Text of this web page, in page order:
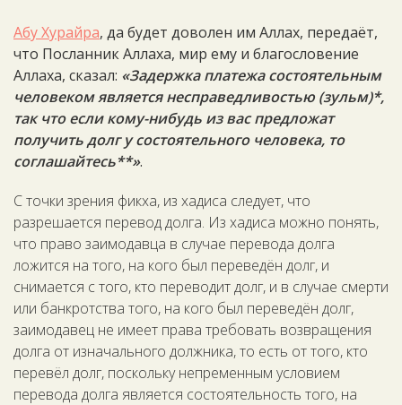
Абу Хурайра, да будет доволен им Аллах, передаёт,
что Посланник Аллаха, мир ему и благословение
Аллаха, сказал: «Задержка платежа состоятельным
человеком является несправедливостью (зульм)*,
так что если кому-нибудь из вас предложат
получить долг у состоятельного человека, то
соглашайтесь**».
С точки зрения фикха, из хадиса следует, что
разрешается перевод долга. Из хадиса можно понять,
что право заимодавца в случае перевода долга
ложится на того, на кого был переведён долг, и
снимается с того, кто переводит долг, и в случае смерти
или банкротства того, на кого был переведён долг,
заимодавец не имеет права требовать возвращения
долга от изначального должника, то есть от того, кто
перевёл долг, поскольку непременным условием
перевода долга является состоятельность того, на